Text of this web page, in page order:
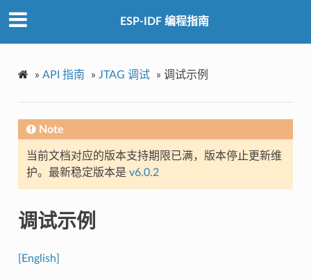
ESP-IDF 编程指南
» API 指南 » JTAG 调试 » 调试示例
Note
当前文档对应的版本支持期限已满，版本停止更新维
护。最新稳定版本是 v6.0.2
调试示例
[English]